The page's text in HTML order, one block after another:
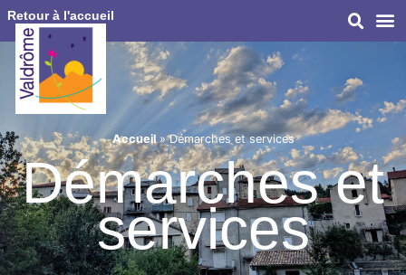
Retour à l'accueil
Accueil»Démarches et services
Démarches et
services